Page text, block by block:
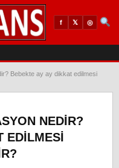
f 𝕏 ◎
Bebekte ay ay dikkat edilmesi
NEDIR?
EDILMESI